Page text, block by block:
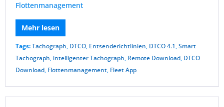
Flottenmanagement
Mehr lesen
Tags:Tachograph, DTCO, Entsenderichtlinien, DTCO 4.1,Smart
Tachograph, intelligenter Tachograph, Remote Download, DTCO
Download, Flottenmanagement, Fleet App